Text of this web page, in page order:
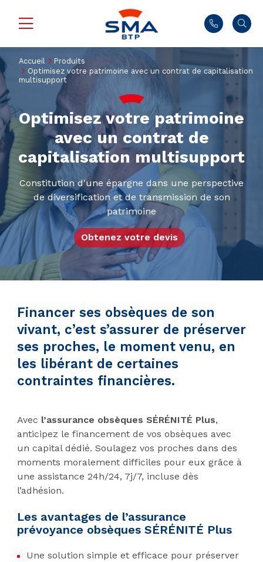
Accueil
Produits
Optimisez votre patrimoine avec un contrat de capitalisation
multisupport
Optimisez votre patrimoine
avec un contrat de
capitalisation multisupport
Constitution d'une épargne dans une perspective
de diversification et de transmission de son
patrimoine
Obtenez votre devis
Financer ses obsèques de son
vivant, c’est s’assurer de préserver
ses proches, le moment venu, en
les libérant de certaines
contraintes financières.
Avec l’assurance obsèques SÉRÉNITÉ Plus,
anticipez le financement de vos obsèques avec
un capital dédié. Soulagez vos proches dans des
moments moralement difficiles pour eux grâce à
une assistance 24h/24, 7j/7, incluse dès
l’adhésion.
Les avantages de l’assurance
prévoyance obsèques SÉRÉNITÉ Plus
Une solution simple et efficace pour préserver